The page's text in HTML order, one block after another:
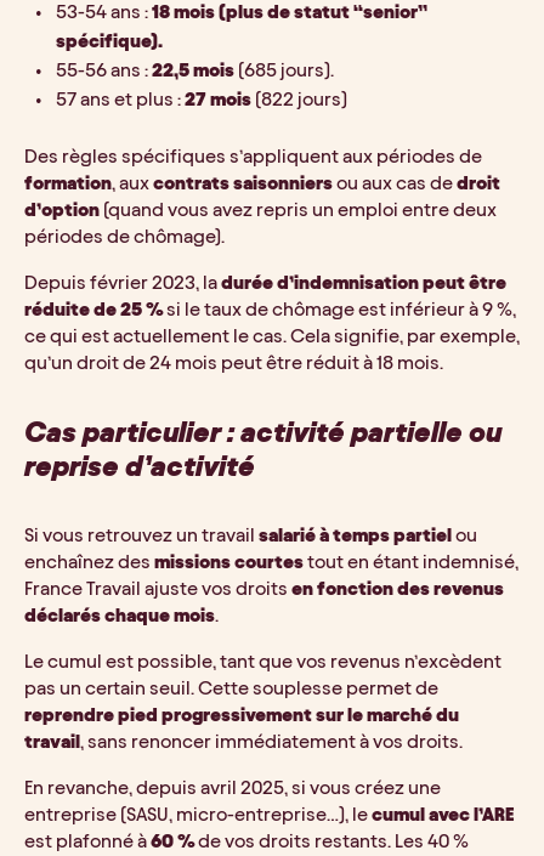
53-54 ans : 18 mois (plus de statut “senior”
spécifique).
55-56 ans : 22,5 mois (685 jours).
57 ans et plus : 27 mois (822 jours)
formation, aux contrats saisonniers ou aux cas de droit
d’option (quand vous avez repris un emploi entre deux
périodes de chômage).
Depuis février 2023, la durée d’indemnisation peut être
réduite de 25 % si le taux de chômage est inférieur à 9 %,
ce qui est actuellement le cas. Cela signifie, par exemple,
qu’un droit de 24 mois peut être réduit à 18 mois.
Cas particulier : activité partielle ou
reprise d’activité
Si vous retrouvez un travail salarié à temps partiel ou
enchaînez des missions courtes tout en étant indemnisé,
France Travail ajuste vos droits en fonction des revenus
déclarés chaque mois.
Le cumul est possible, tant que vos revenus n’excèdent
reprendre pied progressivement sur le marché du
travail, sans renoncer immédiatement à vos droits.
En revanche, depuis avril 2025, si vous créez une
entreprise (SASU, micro-entreprise…), le cumul avec l’ARE
est plafonné à 60 % de vos droits restants. Les 40 %